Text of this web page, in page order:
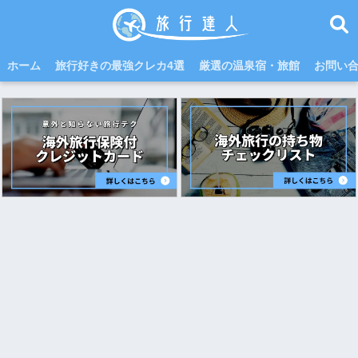
ホーム 旅行好きの最強クレカ4選 厳選の温泉宿・旅館 お問い